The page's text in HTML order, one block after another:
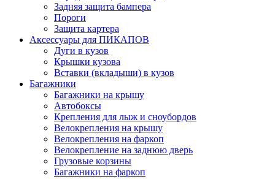
Задняя защита бампера
Пороги
Защита картера
Аксессуары для ПИКАПОВ
Дуги в кузов
Крышки кузова
Вставки (вкладыши) в кузов
Багажники
Багажники на крышу
Автобоксы
Крепления для лыж и сноубордов
Велокрепления на крышу
Велокрепления на фаркоп
Велокрепление на заднюю дверь
Грузовые корзины
Багажники на фаркоп